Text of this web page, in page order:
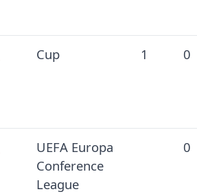
Cup 1 0
UEFA Europa
Conference
League
0